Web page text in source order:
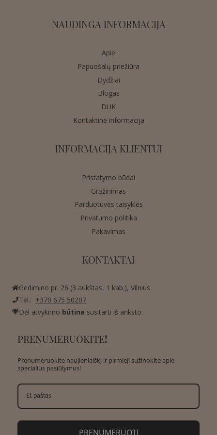
NAUDINGA INFORMACIJA
Apie
Papuošalų priežiūra
Dydžiai
Blogas
DUK
Kontaktinė informacija
INFORMACIJA KLIENTUI
Pristatymo būdai
Grąžinimas
Parduotuvės taisyklės
Privatumo politika
Pakavimas
KONTAKTAI
Gedimino pr. 26 (3 aukštas, 1 kab.), Vilnius.
Tel.: +370 675 50207
Dėl atvykimo būtina susitarti iš anksto.
PRENUMERUOKITE!
Prenumeruokite naujienlaiškį ir pirmieji sužinokite apie
specialius pasiūlymus!
PRENUMERUOTI